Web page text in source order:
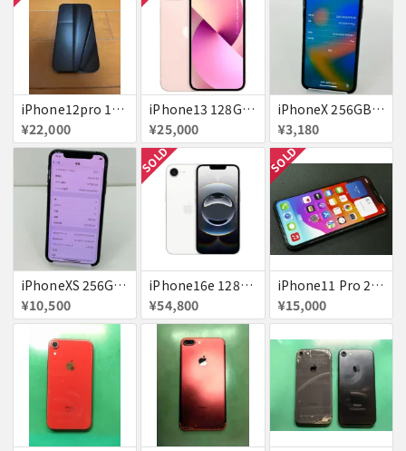
iPhone12pro 128GB ブルー 赤ロム
¥22,000
iPhone13 128GB ピンク docomo 送料無料
¥25,000
iPhoneX 256GB 赤ロム au ジャンク スペースグレイ A1902 送料無料
¥3,180
iPhoneXS 256GB 赤ロム 超美品 SoftBank ジャンク スペースグレイ MTE02J/A 送料無料
¥10,500
SOLD
iPhone16e 128GB ホワイト 送料無料
¥54,800
SOLD
iPhone11 Pro 256GB ジャンク品
¥15,000